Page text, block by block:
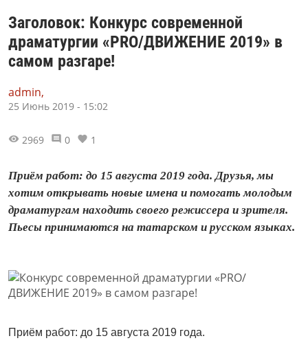
Заголовок: Конкурс современной
драматургии «PRO/ДВИЖЕНИЕ 2019» в
самом разгаре!
admin,
25 Июнь 2019 - 15:02
2969 0 1
Приём работ: до 15 августа 2019 года. Друзья, мы
хотим открывать новые имена и помогать молодым
драматургам находить своего режиссера и зрителя.
Пьесы принимаются на татарском и русском языках.
Приём работ: до 15 августа 2019 года.